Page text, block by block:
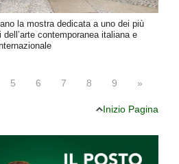
la mostra dedicata a uno dei più
contemporanea italiana e
5 6 7 8 9 »
Inizio Pagina